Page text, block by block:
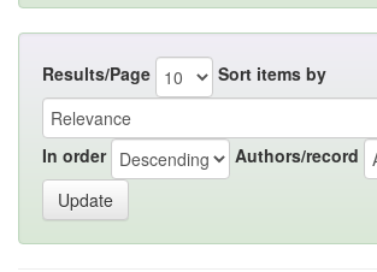
Results/Page Sort items by
In order Authors/record